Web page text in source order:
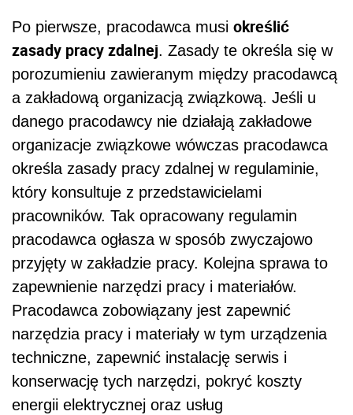
Po pierwsze, pracodawca musi określić
zasady pracy zdalnej. Zasady te określa się w
porozumieniu zawieranym między pracodawcą
a zakładową organizacją związkową. Jeśli u
danego pracodawcy nie działają zakładowe
organizacje związkowe wówczas pracodawca
określa zasady pracy zdalnej w regulaminie,
który konsultuje z przedstawicielami
pracowników. Tak opracowany regulamin
pracodawca ogłasza w sposób zwyczajowo
przyjęty w zakładzie pracy. Kolejna sprawa to
zapewnienie narzędzi pracy i materiałów.
Pracodawca zobowiązany jest zapewnić
narzędzia pracy i materiały w tym urządzenia
techniczne, zapewnić instalację serwis i
konserwację tych narzędzi, pokryć koszty
energii elektrycznej oraz usług